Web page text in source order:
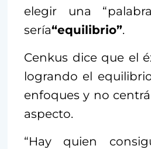
elegir una
sería“equilibrio”.
Cenkus dice que el
logrando el
enfoques y no
aspecto.
“Hay quien